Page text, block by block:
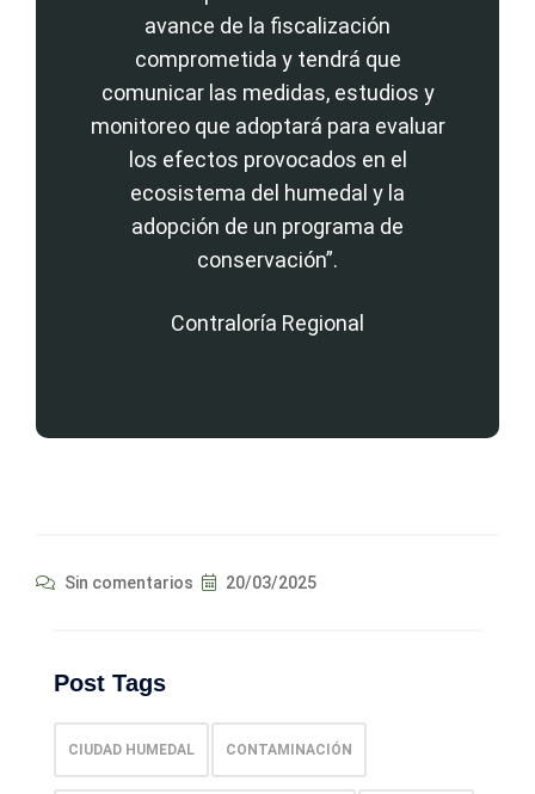
avance de la fiscalización
comprometida y tendrá que
comunicar las medidas, estudios y
monitoreo que adoptará para evaluar
los efectos provocados en el
ecosistema del humedal y la
adopción de un programa de
conservación”.
Contraloría Regional
Sin comentarios 20/03/2025
Post Tags
CIUDAD HUMEDAL CONTAMINACIÓN